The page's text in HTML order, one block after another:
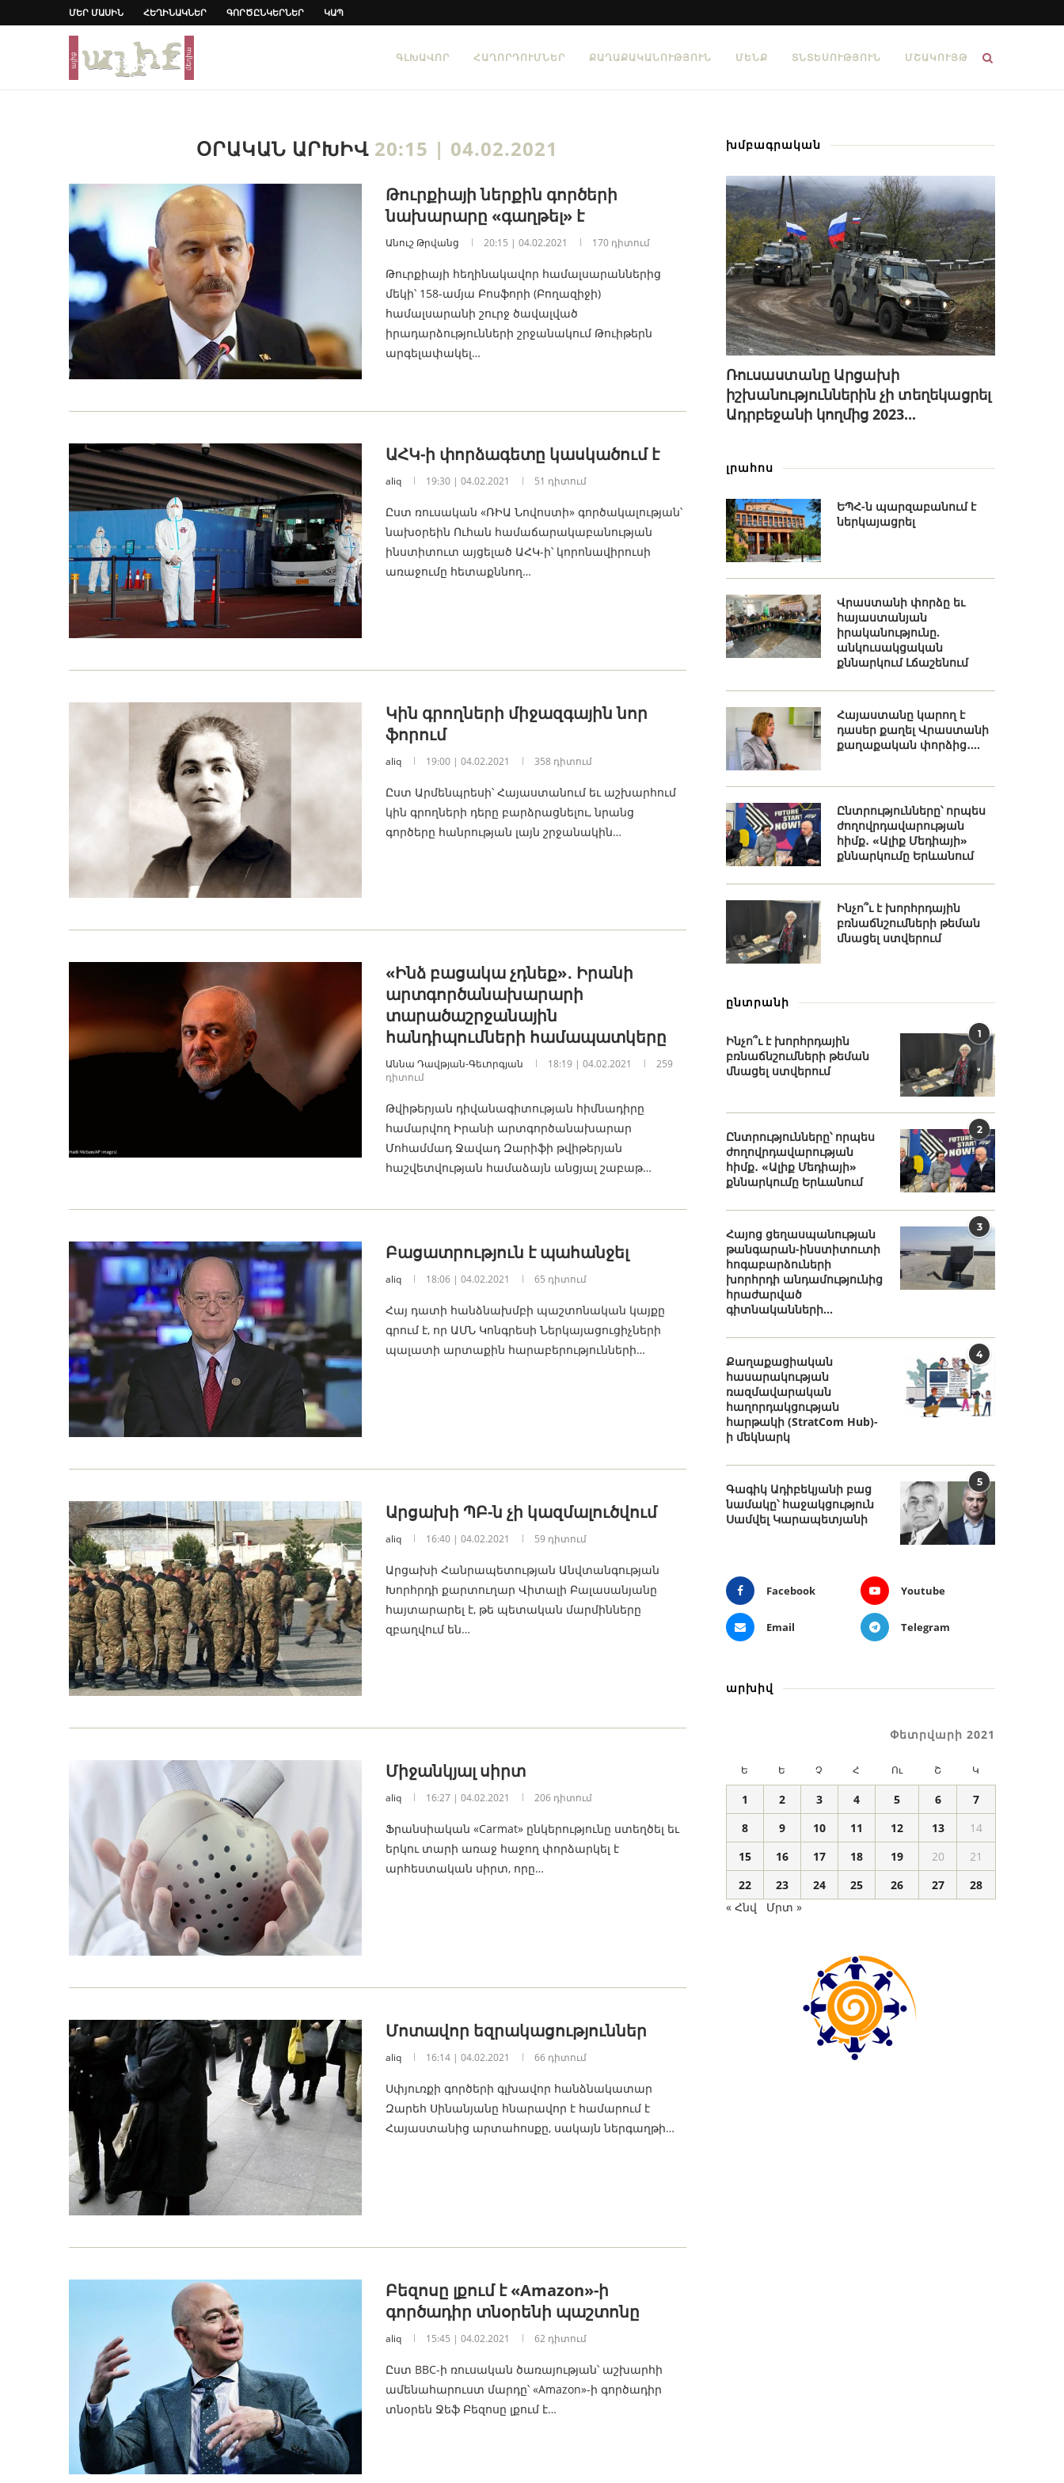
ՄԵՐ ՄԱՍԻՆ ՀԵՂԻՆԱԿՆԵՐ ԳՈՐԾԸՆԿԵՐՆԵՐ ԿԱՊ
ԳԼԽԱՎՈՐ ՀԱՂՈՐԴՈՒՄՆԵՐ ՔԱՂԱՔԱԿԱՆՈՒԹՅՈՒՆ ՄԵՆՔ ՏՆՏԵՍՈՒԹՅՈՒՆ ՄՇԱԿՈՒՅԹ
ՕՐԱԿԱՆ ԱՐԽԻՎ 20:15 | 04.02.2021
Թուրքիայի ներքին գործերի
նախարարը «գաղթել» է
Անուշ Թրվանց 20:15 | 04.02.2021 170 դիտում
Թուրքիայի հեղինակավոր համալսարաններից
մեկի՝ 158-ամյա Բոսֆորի (Բողազիջի)
համալսարանի շուրջ ծավալված
իրադարձությունների շրջանակում Թուիթերն
արգելափակել…
ԱՀԿ-ի փորձագետը կասկածում է
aliq 19:30 | 04.02.2021 51 դիտում
Ըստ ռուսական «ՌԻԱ Նովոստի» գործակալության՝
նախօրեին Ուհան համաճարակաբանության
ինստիտուտ այցելած ԱՀԿ-ի՝ կորոնավիրուսի
առաջումը հետաքննող…
Կին գրողների միջազգային նոր
ֆորում
aliq 19:00 | 04.02.2021 358 դիտում
Ըստ Արմենպրեսի՝ Հայաստանում եւ աշխարհում
կին գրողների դերը բարձրացնելու, նրանց
գործերը հանրության լայն շրջանակին…
«Ինձ բացակա չդնեք»․ Իրանի
արտգործանախարարի
տարածաշրջանային
հանդիպումների համապատկերը
Աննա Դավթյան-Գեւորգյան 18:19 | 04.02.2021
259
դիտում
Թվիթերյան դիվանագիտության հիմնադիրը
համարվող Իրանի արտգործանախարար
Մոհամմադ Ջավադ Զարիֆի թվիթերյան
հաշվետվության համաձայն անցյալ շաբաթ…
Բացատրություն է պահանջել
aliq 18:06 | 04.02.2021 65 դիտում
Հայ դատի հանձնախմբի պաշտոնական կայքը
գրում է, որ ԱՄՆ Կոնգրեսի Ներկայացուցիչների
պալատի արտաքին հարաբերությունների…
Արցախի ՊԲ-ն չի կազմալուծվում
aliq 16:40 | 04.02.2021 59 դիտում
Արցախի Հանրապետության Անվտանգության
Խորհրդի քարտուղար Վիտալի Բալասանյանը
հայտարարել է, թե պետական մարմինները
զբաղվում են…
Միջանկյալ սիրտ
aliq 16:27 | 04.02.2021 206 դիտում
Ֆրանսիական «Carmat» ընկերությունը ստեղծել եւ
երկու տարի առաջ հաջող փորձարկել է
արհեստական սիրտ, որը…
Մոտավոր եզրակացություններ
aliq 16:14 | 04.02.2021 66 դիտում
Սփյուռքի գործերի գլխավոր հանձնակատար
Զարեհ Սինանյանը հնարավոր է համարում է
Հայաստանից արտահոսքը, սակայն ներգաղթի…
Բեզոսը լքում է «Amazon»-ի
գործադիր տնօրենի պաշտոնը
aliq 15:45 | 04.02.2021 62 դիտում
Ըստ BBC-ի ռուսական ծառայության՝ աշխարհի
ամենահարուստ մարդը՝ «Amazon»-ի գործադիր
տնօրեն Ջեֆ Բեզոսը լքում է…
խմբագրական
Ռուսաստանը Արցախի
իշխանություններին չի տեղեկացրել
Ադրբեջանի կողմից 2023...
լրահոս
ԵՊՀ-ն պարզաբանում է
ներկայացրել
Վրաստանի փորձը եւ
հայաստանյան
իրականությունը.
անկուսակցական
քննարկում Լճաշենում
Հայաստանը կարող է
դասեր քաղել Վրաստանի
քաղաքական փորձից․...
Ընտրությունները՝ որպես
ժողովրդավարության
հիմք․ «Ալիք Մեդիայի»
քննարկումը Երևանում
Ինչո՞ւ է խորհրդային
բռնաճնշումների թեման
մնացել ստվերում
ընտրանի
1
Ինչո՞ւ է խորհրդային
բռնաճնշումների թեման
մնացել ստվերում
2
Ընտրությունները՝ որպես
ժողովրդավարության
հիմք․ «Ալիք Մեդիայի»
քննարկումը Երևանում
3
Հայոց ցեղասպանության
թանգարան-ինստիտուտի
հոգաբարձուների
խորհրդի անդամությունից
հրաժարված
գիտնականների...
4
Քաղաքացիական
հասարակության
ռազմավարական
հաղորդակցության
հարթակի (StratCom Hub)-
ի մեկնարկ
5
Գագիկ Ադիբեկյանի բաց
նամակը՝ հաջակցություն
Սամվել Կարապետյանի
Facebook Youtube
Email Telegram
արխիվ
Փետրվարի 2021
Ե Ե Չ Հ Ու Շ Կ
1 2 3 4 5 6
7
8
9 10 11 12 13
14
15
16 17 18 19 20
21
22
23 24 25 26 27
28
« Հնվ
Մրտ »